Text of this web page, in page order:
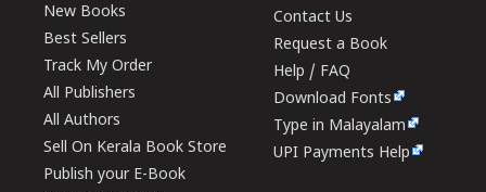
New Books
Best Sellers
Track My Order
All Publishers
All Authors
Sell On Kerala Book Store
Publish your E-Book
Contact Us
Request a Book
Help / FAQ
Download Fonts
Type in Malayalam
UPI Payments Help